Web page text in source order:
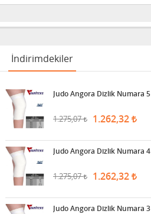
İndirimdekiler
Judo Angora Dizlik Numara 5
1.275,07 1.262,32
Judo Angora Dizlik Numara 4
1.275,07 1.262,32
Judo Angora Dizlik Numara 3